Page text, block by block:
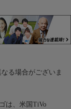
る場合がございま
は、米国TiVo